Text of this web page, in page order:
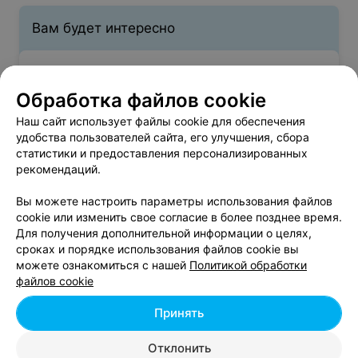
Вам будет интересно
Макияж для фотосессий в Минске
Вечерний макияж в Минске
Мужской макияж - цена в Минске
Макияж мужской
Мужской макияж
от 25 руб.
Обработка файлов cookie
Наш сайт использует файлы cookie для обеспечения
удобства пользователей сайта, его улучшения, сбора
статистики и предоставления персонализированных
рекомендаций.
Вы можете настроить параметры использования файлов
cookie или изменить свое согласие в более позднее время.
Для получения дополнительной информации о целях,
сроках и порядке использования файлов cookie вы
можете ознакомиться с нашей Политикой обработки
файлов cookie
Отклонить
Принять